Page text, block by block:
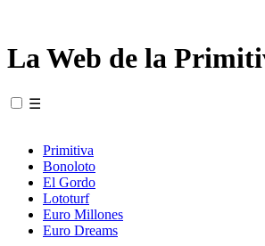
La Web de la
☰
Primitiva
Bonoloto
El Gordo
Lototurf
Euro Millones
Euro Dreams